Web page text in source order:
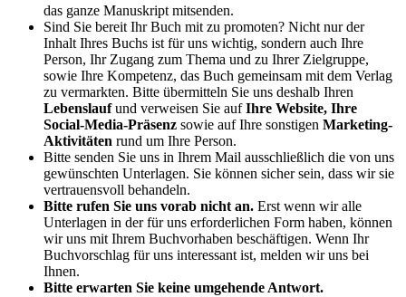
das ganze Manuskript mitsenden.
Sind Sie bereit Ihr Buch mit zu promoten? Nicht nur der
Inhalt Ihres Buchs ist für uns wichtig, sondern auch Ihre
Person, Ihr Zugang zum Thema und zu Ihrer Zielgruppe,
sowie Ihre Kompetenz, das Buch gemeinsam mit dem Verlag
zu vermarkten. Bitte übermitteln Sie uns deshalb Ihren
Lebenslaufund verweisen Sie aufIhre Website, Ihre
Social-Media-Präsenz sowie auf Ihre sonstigen Marketing-
Aktivitäten rund um Ihre Person.
Bitte senden Sie uns in Ihrem Mail ausschließlich die von uns
gewünschten Unterlagen. Sie können sicher sein, dass wir sie
vertrauensvoll behandeln.
Bitte rufen Sie uns vorab nicht an. Erst wenn wir alle
Unterlagen in der für uns erforderlichen Form haben, können
wir uns mit Ihrem Buchvorhaben beschäftigen. Wenn Ihr
Buchvorschlag für uns interessant ist, melden wir uns bei
Ihnen.
Bitte erwarten Sie keine umgehende Antwort.